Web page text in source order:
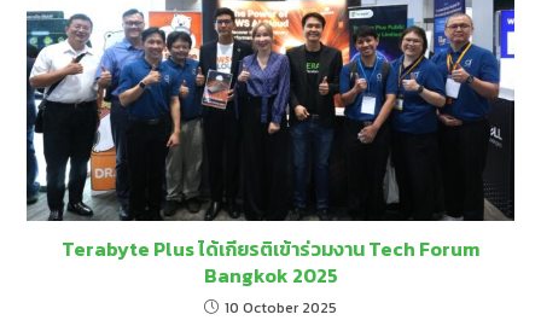
Terabyte Plus ได้เกียรติเข้าร่วมงาน Tech Forum
Bangkok 2025
10 October 2025